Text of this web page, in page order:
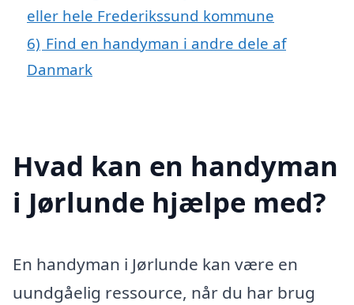
eller hele Frederikssund kommune
6) Find en handyman i andre dele af
Danmark
Hvad kan en handyman
i Jørlunde hjælpe med?
En handyman i Jørlunde kan være en
uundgåelig ressource, når du har brug